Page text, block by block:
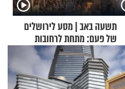
תשעה באב | מסע לירושלים
של פעם: מתחת לרחובות
ירושלים